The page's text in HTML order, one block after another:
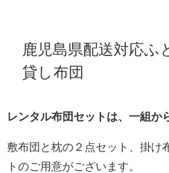
鹿児島県配送対応ふ
貸し布団
レンタル布団セットは、一組か
敷布団と枕の２点セット、掛け
トのご用意がございます。